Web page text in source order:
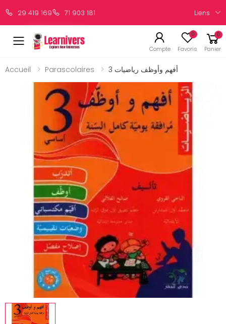
29 419 169 71 903 181 Liens
Compte
0
Favoris
0
Panier
Accueil Parascolaires أفهم وأوظف رياضيات 3